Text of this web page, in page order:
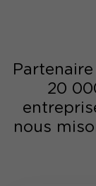
20
nous